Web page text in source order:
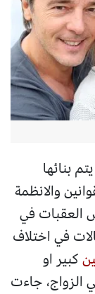
بنائها
والانظمة
العقبات في
في اختلاف
كبير او
الزواج، جاءت